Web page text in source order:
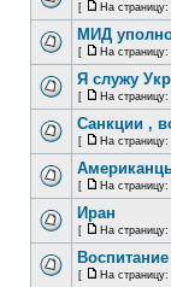
[ На страницу:
МИД
[ На страницу:
Я служу
[ На страницу:
Санкции ,
[ На страницу:
[ На страницу:
Иран
[ На страницу:
[ На страницу: